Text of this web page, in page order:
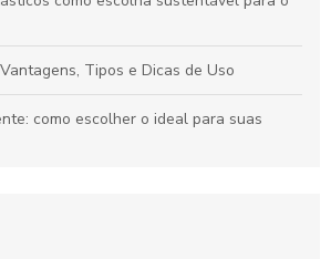
Tipos e Dicas de Uso
como escolher o ideal para suas